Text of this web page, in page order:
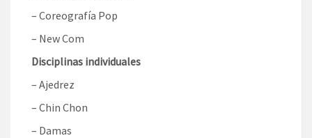
– Coreografía Pop
– New Com
Disciplinas individuales
– Ajedrez
– Chin Chon
– Damas